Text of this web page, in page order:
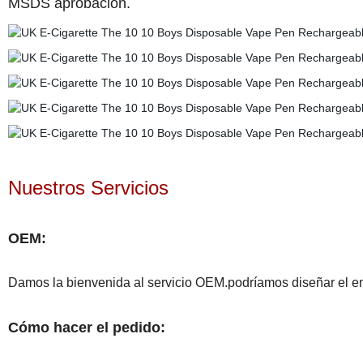
MSDS aprobación.
Nuestros Servicios
OEM:
Damos la bienvenida al servicio OEM.podríamos diseñar el
Cómo hacer el pedido: